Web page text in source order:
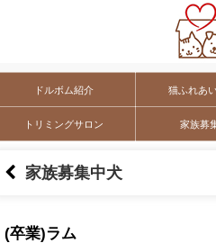
ドルボム紹介 猫ふれあ
トリミングサロン 家族募
家族募集中犬
(卒業)ラム